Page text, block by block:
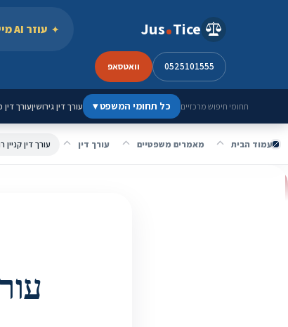
Jus Tice עוזר AI מיידי
0525101555 וואטסאפ
תחומי חיפוש מרכזיים כל תחומי המשפט▾ עורך דין גירושיןעורך דין
עמוד הבית מאמרים משפטיים עורך דין עורך דין